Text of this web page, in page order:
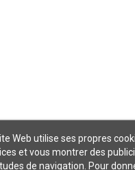
Web utilise ses propres
et vous montrer des
de navigation. Pour